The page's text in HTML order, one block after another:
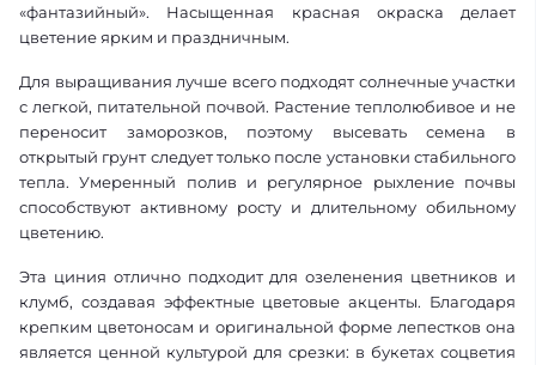
«фантазийный». Насыщенная красная окраска делает
цветение ярким и праздничным.
Для выращивания лучше всего подходят солнечные участки
с легкой, питательной почвой. Растение теплолюбивое и не
переносит заморозков, поэтому высевать семена в
открытый грунт следует только после установки стабильного
тепла. Умеренный полив и регулярное рыхление почвы
способствуют активному росту и длительному обильному
цветению.
Эта циния отлично подходит для озеленения цветников и
клумб, создавая эффектные цветовые акценты. Благодаря
крепким цветоносам и оригинальной форме лепестков она
является ценной культурой для срезки: в букетах соцветия